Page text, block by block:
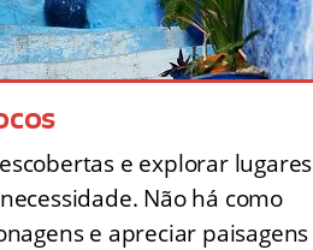
e explorar lugares
Não há como
e apreciar paisagens